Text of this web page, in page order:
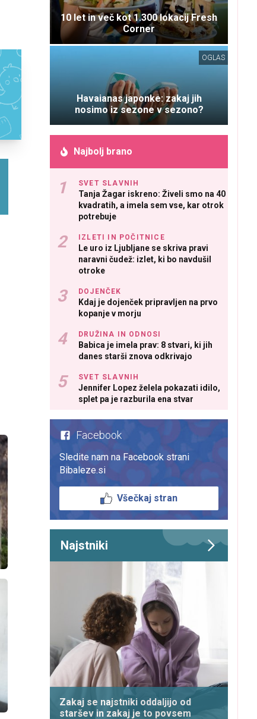
10 let in več kot 1.300 lokacij Fresh
Corner
OGLAS
Havaianas japonke: zakaj jih
nosimo iz sezone v sezono?
Najbolj brano
SVET SLAVNIH
Tanja Žagar iskreno: Živeli smo na 40
kvadratih, a imela sem vse, kar otrok
potrebuje
IZLETI IN POČITNICE
Le uro iz Ljubljane se skriva pravi
naravni čudež: izlet, ki bo navdušil
otroke
DOJENČEK
Kdaj je dojenček pripravljen na prvo
kopanje v morju
DRUŽINA IN ODNOSI
Babica je imela prav: 8 stvari, ki jih
danes starši znova odkrivajo
SVET SLAVNIH
Jennifer Lopez želela pokazati idilo,
splet pa je razburila ena stvar
Facebook
Sledite nam na Facebook strani
Bibaleze.si
Všečkaj stran
Najstniki
Zakaj se najstniki oddaljijo od
staršev in zakaj je to povsem